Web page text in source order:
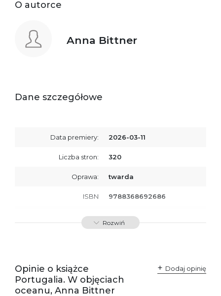
O autorce
Anna Bittner
Dane szczegółowe
Data premiery: 2026-03-11
Liczba stron: 320
Oprawa: twarda
ISBN 9788368692686
SKU: K801091
Rozwiń
Opinie o książce
Portugalia. W objęciach
oceanu, Anna Bittner
Dodaj opinię